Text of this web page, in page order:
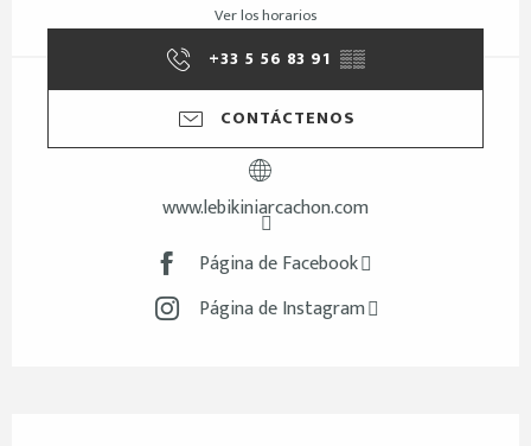
Ver los horarios
+33 5 56 83 91 ▒▒
CONTÁCTENOS
www.lebikiniarcachon.com
Página de Facebook
Página de Instagram